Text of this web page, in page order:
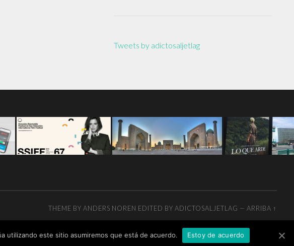
Tweets by adictosaljetlag
THEME BYANDERS NOREN EDITED BY ADICTOSALJETLAG —ARRIBA ↑
utilizando este sitio asumiremos que está de acuerdo. Estoy de acuerdo